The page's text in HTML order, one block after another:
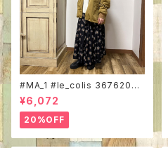
#MA_1 #le_colis 3676204
#裏地配色 #中綿 #シンプルア
ウター #エムエーワン
¥6,072
20%OFF